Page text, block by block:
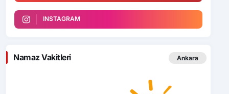
INSTAGRAM
Namaz Vakitleri Ankara